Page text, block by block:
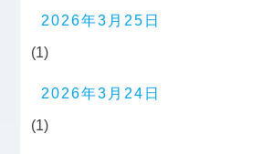
2026年3月25日
(1)
2026年3月24日
(1)